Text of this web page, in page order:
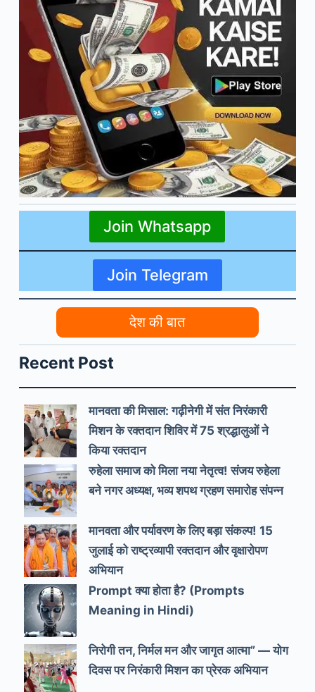
Join Whatsapp
Join Telegram
देश की बात
Recent Post
मानवता की मिसाल: गढ़ीनेगी में संत निरंकारी
मिशन के रक्तदान शिविर में 75 श्रद्धालुओं ने
किया रक्तदान
रुहेला समाज को मिला नया नेतृत्व! संजय रुहेला
बने नगर अध्यक्ष, भव्य शपथ ग्रहण समारोह संपन्न
मानवता और पर्यावरण के लिए बड़ा संकल्प! 15
जुलाई को राष्ट्रव्यापी रक्तदान और वृक्षारोपण
अभियान
Prompt क्या होता है? (Prompts
Meaning in Hindi)
निरोगी तन, निर्मल मन और जागृत आत्मा” — योग
दिवस पर निरंकारी मिशन का प्रेरक अभियान